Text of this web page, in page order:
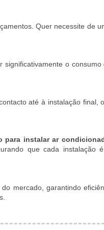
Quer necessite de
o consumo
até à instalação final,
para instalar ar
que cada instalação
mercado, garantindo